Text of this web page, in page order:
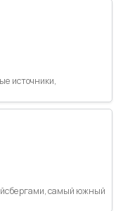
источники,
самый южный